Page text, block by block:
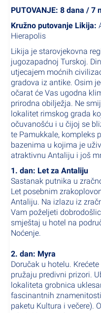
PUTOVANJE: 8 dana / 7
Kružno putovanje Likija:
Hierapolis
Likija je starovjekovna
jugozapadnoj Turskoj.
utjecajem moćnih
gradova iz antike. Osim
očarat će Vas ugodna
prirodna obilježja. Ne
lokalitet rimskog grada
očuvanošću i u čijoj se
te Pamukkale, kompleks
bazenima u kojima je
atraktivnu Antaliju i još
1. dan: Let za Antaliju
Sastanak putnika u
Let posebnim
Antaliju. Na izlazu iz
Vam poželjeti
smještaj u hotel na
Noćenje.
2. dan: Myra
Doručak u hotelu.
pružaju predivni prizori.
lokaliteta grobnica
fascinantnih
paketu Kultura i večere).